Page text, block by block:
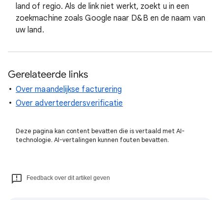
land of regio. Als de link niet werkt, zoekt u in een
zoekmachine zoals Google naar D&B en de naam van
uw land.
Gerelateerde links
Over maandelijkse facturering
Over adverteerdersverificatie
Deze pagina kan content bevatten die is vertaald met AI-
technologie. AI-vertalingen kunnen fouten bevatten.
Feedback over dit artikel geven